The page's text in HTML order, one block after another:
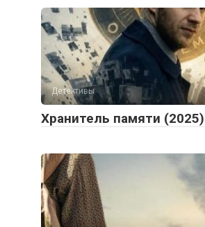
Детективы
Хранитель памяти (2025)
Сериалы